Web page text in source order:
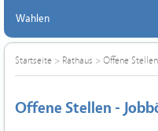
Wahlen
Startseite > Rathaus > Offene Stellen
Offene Stellen -